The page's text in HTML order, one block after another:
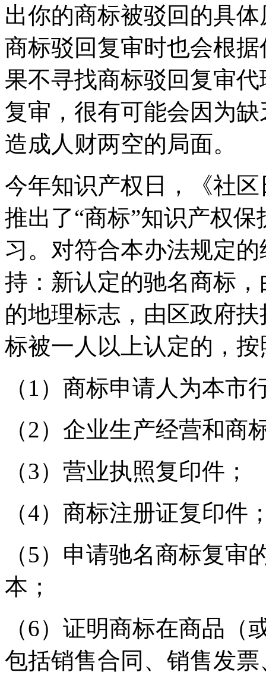
出你的商标被驳回的具
商标驳回复审时也会根
果不寻找商标驳回复审
复审，很有可能会因为
造成人财两空的局面。
今年知识产权日，《社
推出了“商标”知识产权
习。对符合本办法规定
持：新认定的驰名商标
的地理标志，由区政府
标被一人以上认定的，
（1）商标申请人为本
（2）企业生产经营和商
（3）营业执照复印件；
（4）商标注册证复印件
（5）申请驰名商标复
本；
（6）证明商标在商品
包括销售合同、销售发